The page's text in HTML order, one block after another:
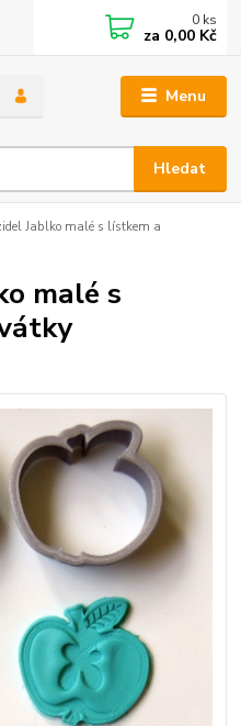
Menu
Hledat
0 ks
za 0,00 Kč
Jablko malé s lístkem a
malé s